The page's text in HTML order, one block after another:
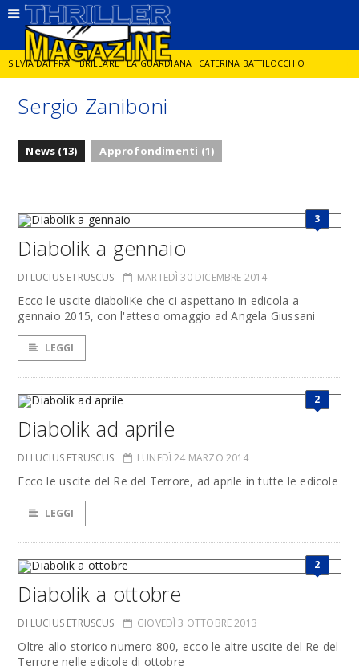
SILVIA DAI PRA' BRILLARE LA GUARDIANA CATERINA BATTILOCCHIO
JORGE DIAZ LA SPIA DELITTO IN CORNICE
Sergio Zaniboni
News (13) Approfondimenti (1)
3
Diabolik a gennaio
DI LUCIUS ETRUSCUS MARTEDÌ 30 DICEMBRE 2014
Ecco le uscite diaboliKe che ci aspettano in edicola a
gennaio 2015, con l'atteso omaggio ad Angela Giussani
LEGGI
2
Diabolik ad aprile
DI LUCIUS ETRUSCUS LUNEDÌ 24 MARZO 2014
Ecco le uscite del Re del Terrore, ad aprile in tutte le edicole
LEGGI
2
Diabolik a ottobre
DI LUCIUS ETRUSCUS GIOVEDÌ 3 OTTOBRE 2013
Oltre allo storico numero 800, ecco le altre uscite del Re del
Terrore nelle edicole di ottobre